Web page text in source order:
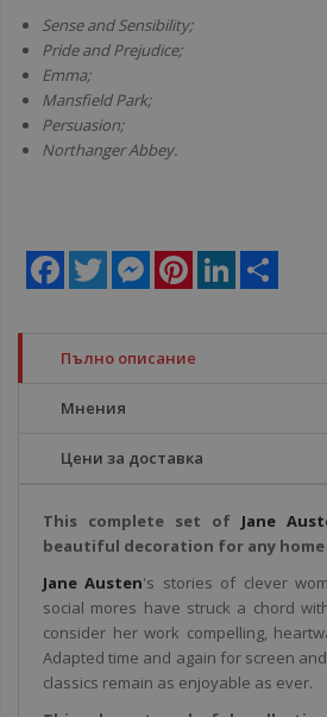
Sense and Sensibility;
Pride and Prejudice;
Emma;
Mansfield Park;
Persuasion;
Northanger Abbey.
Facebook
Twitter MessengerPinterestLinkedIn
Пълно описание
Мнения
Цени за доставка
This complete set of Jane
beautiful decoration for any
Jane Austen's stories of clever
social mores have struck a chord
consider her work compelling,
Adapted time and again for screen
classics remain as enjoyable as ever.